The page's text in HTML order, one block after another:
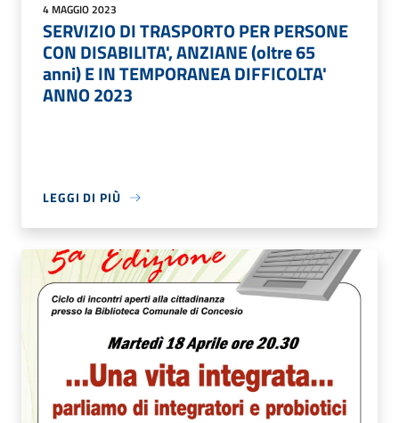
4 MAGGIO 2023
SERVIZIO DI TRASPORTO PER PERSONE
CON DISABILITA', ANZIANE (oltre 65
anni) E IN TEMPORANEA DIFFICOLTA'
ANNO 2023
LEGGI DI PIÙ